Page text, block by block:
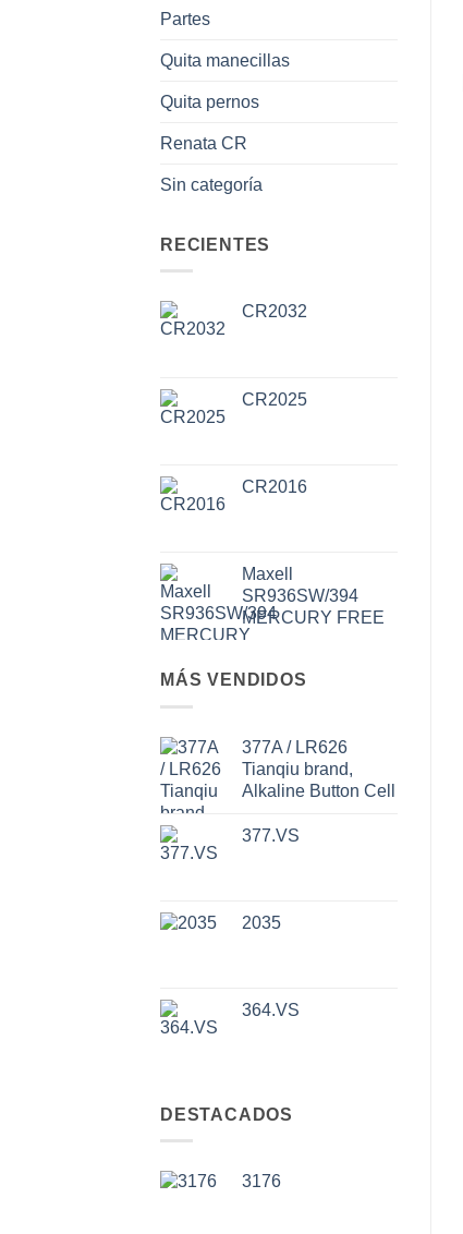
Partes
Quita manecillas
Quita pernos
Renata CR
Sin categoría
RECIENTES
CR2032
CR2025
CR2016
Maxell
SR936SW/394
MERCURY FREE
MÁS VENDIDOS
377A / LR626
Tianqiu brand,
Alkaline Button Cell
377.VS
2035
364.VS
DESTACADOS
3176